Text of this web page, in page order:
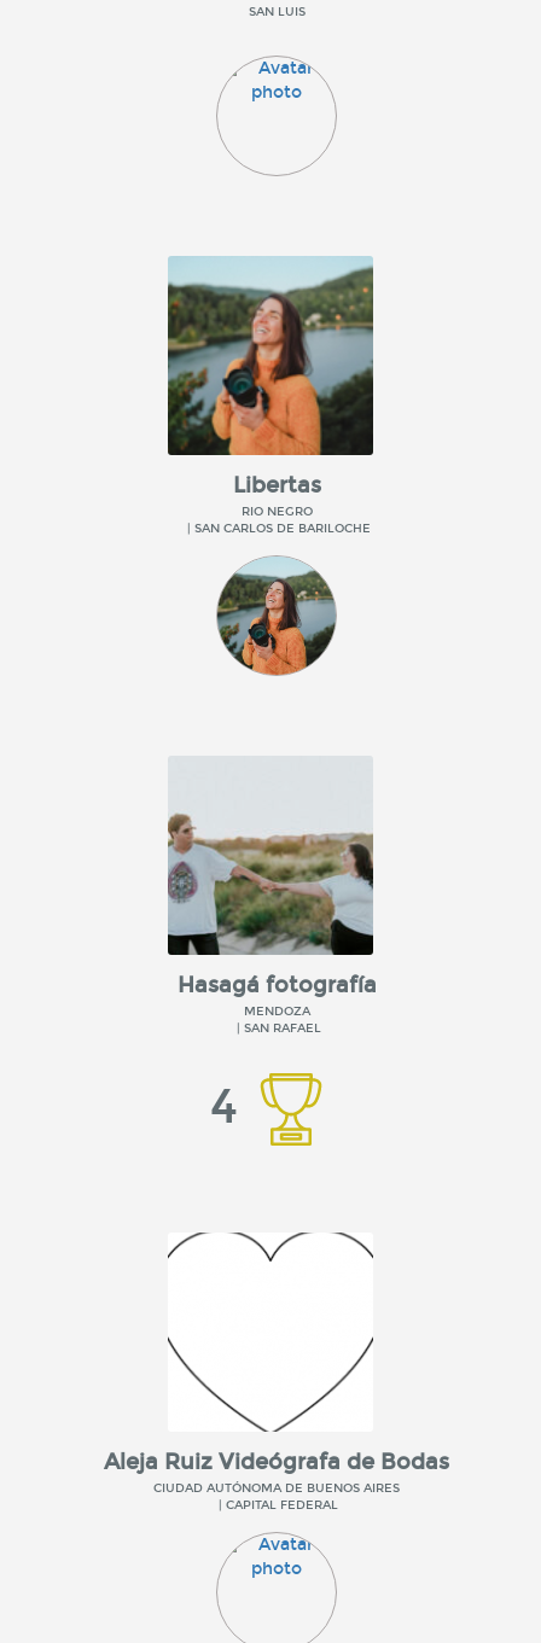
SAN LUIS
Libertas
RIO NEGRO
| SAN CARLOS DE BARILOCHE
Hasagá fotografía
MENDOZA
| SAN RAFAEL
4
Aleja Ruiz Videógrafa de Bodas
CIUDAD AUTÓNOMA DE BUENOS AIRES
| CAPITAL FEDERAL